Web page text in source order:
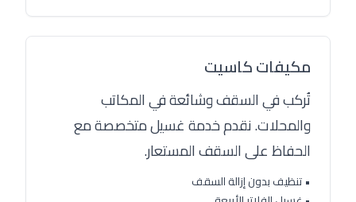
مكيفات كاسيت
تُركب في السقف وشائعة في المكاتب
والمحلات. نقدم خدمة غسيل متخصصة مع
الحفاظ على السقف المستعار.
• تنظيف بدون إزالة السقف